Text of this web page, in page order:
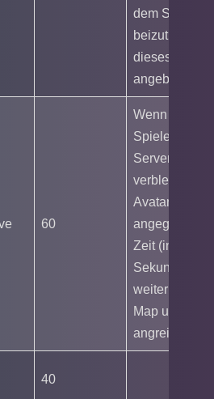
dem Server
beizutreten,
dieses
angeben.
60
Wenn ein
Spieler den
Server
verbleibt sein
Avatar für die
angegebene
Zeit (in
Sekunden)
weiter auf der
Map und ist
angreifbar.
40